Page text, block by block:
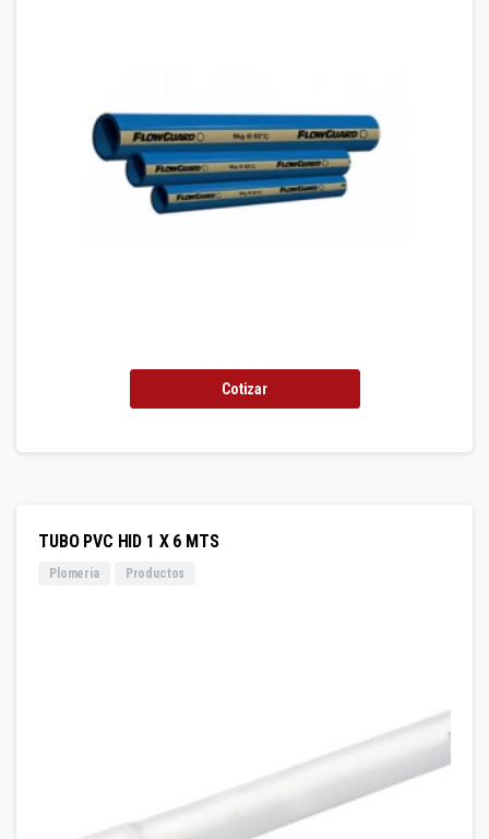
Cotizar
TUBO PVC HID 1 X 6 MTS
Plomeria Productos